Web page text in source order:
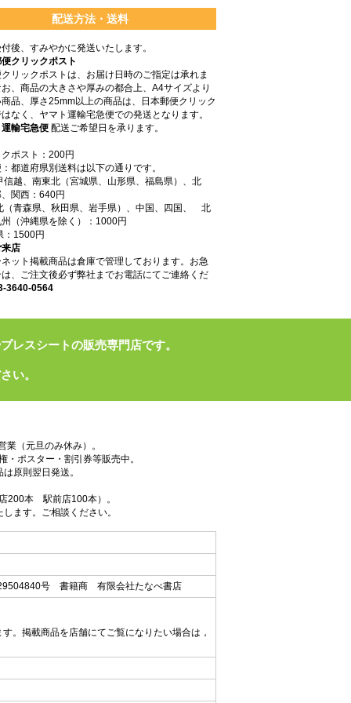
配送方法・送料
後、すみやかに発送いたします。
クリックポスト
リックポストは、お届け日時のご指定は承れま
、商品の大きさや厚みの都合上、A4サイズより
品、厚さ25mm以上の商品は、日本郵便クリック
なく、ヤマト運輸宅急便での発送となります。
輸宅急便 配送ご希望日を承ります。
ポスト：200円
都道府県別送料は以下の通りです。
信越、南東北（宮城県、山形県、福島県）、北
関西：640円
（青森県、秋田県、岩手県）、中国、四国、 北
（沖縄県を除く）：1000円
：1500円
店
ット掲載商品は倉庫で管理しております。お急
、ご注文後必ず弊社までお電話にてご連絡くだ
3640-0564
レスシートの販売専門店です。
い。
（元旦のみ休み）。
ポスター・割引券等販売中。
原則翌日発送。
200本 駅前店100本）。
ます。ご相談ください。
号 書籍商 有限会社たなべ書店
。掲載商品を店舗にてご覧になりたい場合は，